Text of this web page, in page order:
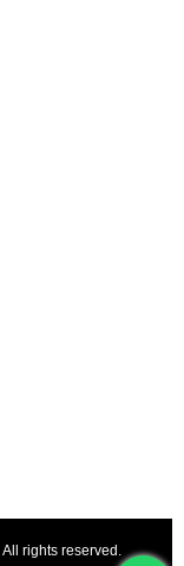
All rights reserved.